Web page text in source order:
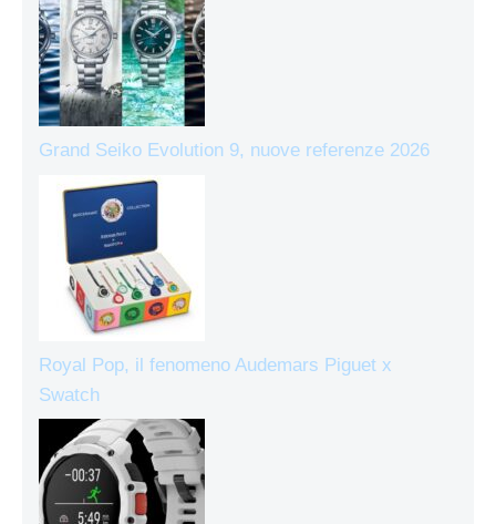
Grand Seiko Evolution 9, nuove referenze 2026
Royal Pop, il fenomeno Audemars Piguet x
Swatch